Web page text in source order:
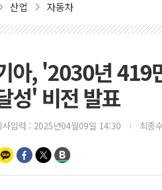
산업 자동차
아, '2030년 419
성' 비전 발표
사입력 : 2025년04월09일 14:30 최종